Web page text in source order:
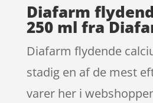
Diafarm
250 ml fra
Diafarm flydende
stadig en af de mest
varer her i